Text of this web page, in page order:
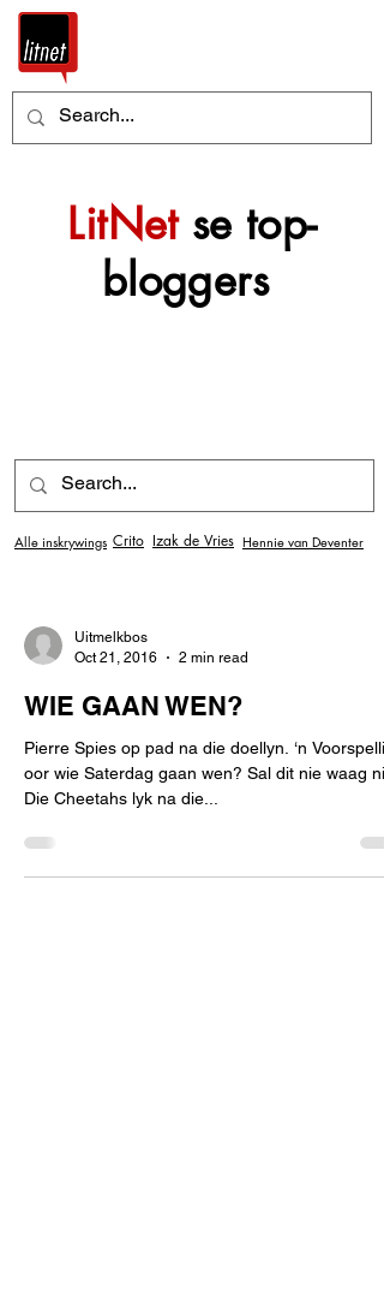
LitNetse top-
bloggers
Alle inskrywings Crito Izak de Vries Hennie van Deventer
Uitmelkbos
Oct 21, 2016
2 min read
WIE GAAN WEN?
Pierre Spies op pad na die doellyn. ‘n
oor wie Saterdag gaan wen? Sal dit nie waag nie.
Die Cheetahs lyk na die...